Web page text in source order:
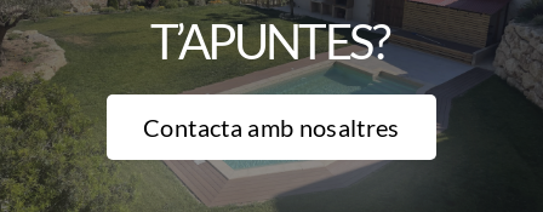
T’APUNTES?
Contacta amb nosaltres